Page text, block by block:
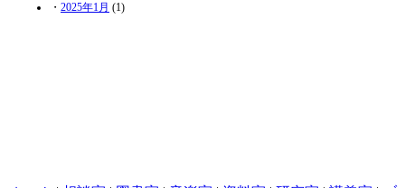
・ 2025年1月 (1)